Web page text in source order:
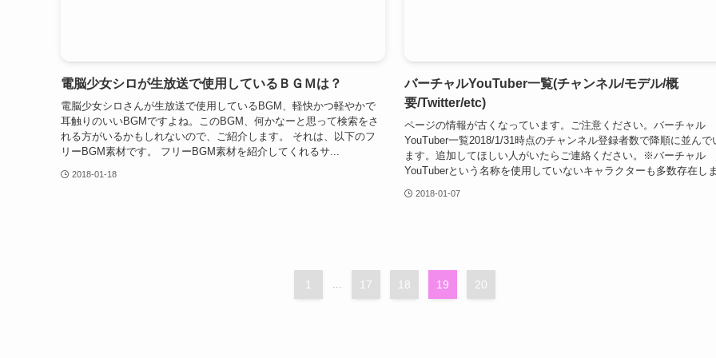
電脳少女シロが生放送で使用しているＢＧＭは？
電脳少女シロさんが生放送で使用しているBGM、軽快かつ軽やかで
耳触りのいいBGMですよね。このBGM、何かなーと思って検索をさ
れる方がいるかもしれないので、ご紹介します。 それは、以下のフ
リーBGM素材です。 フリーBGM素材を紹介してくれるサ...
2018-01-18
バーチャルYouTuber一覧(チャンネル/モデル/概
要/Twitter/etc)
ページの情報が古くなっています。ご注意ください。バーチャル
YouTuber一覧2018/1/31時点のチャンネル登録者数で降順に並んで
ます。追加してほしい人がいたらご連絡ください。※バーチャル
YouTuberという名称を使用していないキャラクターも多数存在し
2018-01-07
1 17 18 19 20